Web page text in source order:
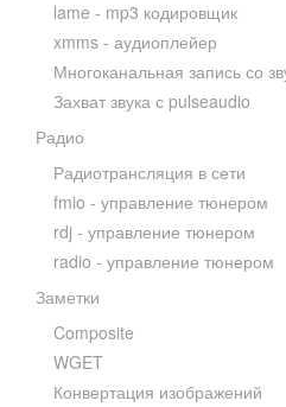
lame - mp3 кодировщик
xmms - аудиоплейер
Многоканальная запись со
Захват звука с pulseaudio
Радио
Радиотрансляция в сети
fmio - управление тюнером
rdj - управление тюнером
radio - управление тюнером
Заметки
Composite
WGET
Конвертация изображений